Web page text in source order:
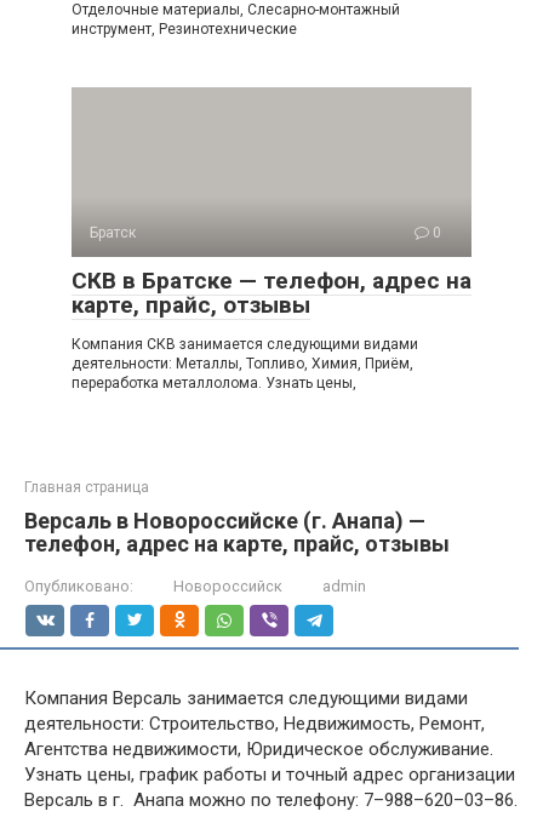
Отделочные материалы, Слесарно-монтажный
инструмент, Резинотехнические
Братск 0
СКВ в Братске — телефон, адрес на
карте, прайс, отзывы
Компания СКВ занимается следующими видами
деятельности: Металлы, Топливо, Химия, Приём,
переработка металлолома. Узнать цены,
Главная страница
Версаль в Новороссийске (г. Анапа) —
телефон, адрес на карте, прайс, отзывы
Опубликовано: Новороссийск admin
Компания Версаль занимается следующими видами
деятельности: Строительство, Недвижимость, Ремонт,
Агентства недвижимости, Юридическое обслуживание.
Узнать цены, график работы и точный адрес организации
Версаль в г. Анапа можно по телефону: 7–988–620–03–86.